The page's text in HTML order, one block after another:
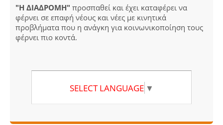
"Η ΔΙΑΔΡΟΜΗ" προσπαθεί και έχει καταφέρει να
φέρνει σε επαφή νέους και νέες με κινητικά
προβλήματα που η ανάγκη για κοινωνικοποίηση τους
φέρνει πιο κοντά.
SELECT LANGUAGE ▼